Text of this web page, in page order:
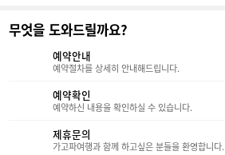
무엇을 도와드릴까요?
예약안내
예약절차를 상세히 안내해드립니다.
예약확인
예약하신 내용을 확인하실 수 있습니다.
제휴문의
가고파여행과 함께 하고싶은 분들을 환영합니다.